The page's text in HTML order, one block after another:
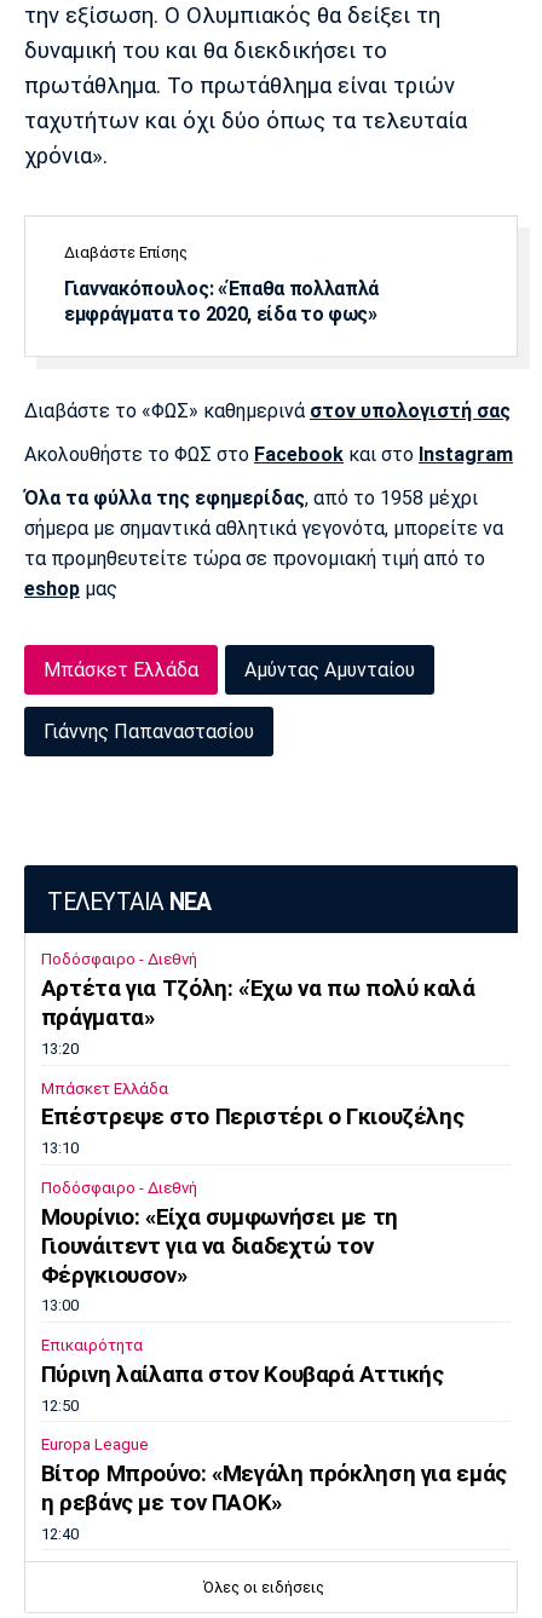
την εξίσωση. Ο Ολυμπιακός θα δείξει τη
δυναμική του και θα διεκδικήσει το
πρωτάθλημα. Το πρωτάθλημα είναι τριών
ταχυτήτων και όχι δύο όπως τα τελευταία
χρόνια».
Διαβάστε Επίσης
Γιαννακόπουλος: «Έπαθα πολλαπλά
εμφράγματα το 2020, είδα το φως»
Διαβάστε το «ΦΩΣ» καθημερινά στον υπολογιστή σας
Ακολουθήστε το ΦΩΣ στο Facebook και στο Instagram
Όλα τα φύλλα της εφημερίδας, από το 1958 μέχρι
σήμερα με σημαντικά αθλητικά γεγονότα, μπορείτε να
τα προμηθευτείτε τώρα σε προνομιακή τιμή από το
eshop μας
Μπάσκετ Ελλάδα Αμύντας Αμυνταίου
Γιάννης Παπαναστασίου
ΤΕΛΕΥΤΑΙΑ ΝΕΑ
Ποδόσφαιρο - Διεθνή
Αρτέτα για Τζόλη: «Έχω να πω πολύ καλά
πράγματα»
13:20
Μπάσκετ Ελλάδα
Επέστρεψε στο Περιστέρι ο Γκιουζέλης
13:10
Ποδόσφαιρο - Διεθνή
Μουρίνιο: «Είχα συμφωνήσει με τη
Γιουνάιτεντ για να διαδεχτώ τον
Φέργκιουσον»
13:00
Επικαιρότητα
Πύρινη λαίλαπα στον Κουβαρά Αττικής
12:50
Europa League
Βίτορ Μπρούνο: «Μεγάλη πρόκληση για εμάς
η ρεβάνς με τον ΠΑΟΚ»
12:40
Στην Καρδίτσα ο Τζόρνταν ΜακΡέι
Όλες οι ειδήσεις